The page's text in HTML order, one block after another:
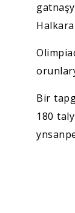
Bir
180